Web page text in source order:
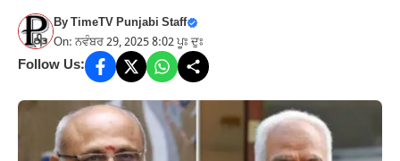
ByTimeTV Punjabi Staff
On: ਨਵੰਬਰ 29, 2025 8:02 ਪੂਃ ਦੁਃ
Follow Us: